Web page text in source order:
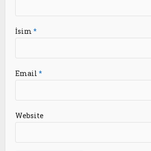
İsim*
Email*
Website